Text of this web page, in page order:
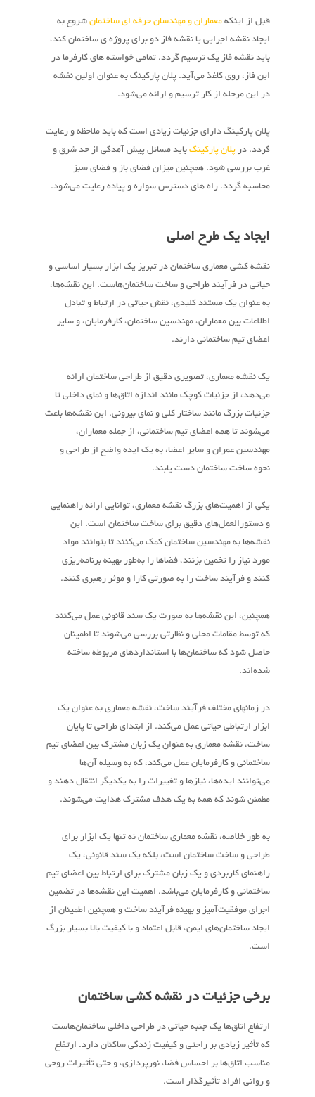
قبل از اینکه معماران و مهندسان حرفه ای ساختمان شروع به
ایجاد نقشه اجرایی یا نقشه فاز دو برای پروژه ی ساختمان کند،
باید نقشه فاز یک ترسیم گردد. تمامی خواسته های کارفرما در
این فاز، روی کاغذ می‌آید. پلان پارکینگ به عنوان اولین نفشه
در این مرحله از کار ترسیم و ارائه می‌شود.
پلان پارکینگ دارای جزئیات زیادی است که باید ملاحظه و رعایت
گردد. در پلان پارکینگ باید مسائل پیش آمدگی از حد شرق و
غرب بررسی شود. همچنین میزان فضای باز و فضای سبز
محاسبه گردد. راه های دسترس سواره و پیاده رعایت می‌شود.
ایجاد یک طرح اصلی
نقشه کشی معماری ساختمان در تبریز یک ابزار بسیار اساسی و
حیاتی در فرآیند طراحی و ساخت ساختمان‌هاست. این نقشه‌ها،
به عنوان یک مستند کلیدی، نقش حیاتی در ارتباط و تبادل
اطلاعات بین معماران، مهندسین ساختمان، کارفرمایان، و سایر
اعضای تیم ساختمانی دارند.
یک نقشه معماری، تصویری دقیق از طراحی ساختمان ارائه
می‌دهد، از جزئیات کوچک مانند اندازه اتاق‌ها و نمای داخلی تا
جزئیات بزرگ مانند ساختار کلی و نمای بیرونی. این نقشه‌ها باعث
می‌شوند تا همه اعضای تیم ساختمانی، از جمله معماران،
مهندسین عمران و سایر اعضا، به یک ایده واضح از طراحی و
نحوه ساخت ساختمان دست یابند.
یکی از اهمیت‌های بزرگ نقشه معماری، توانایی ارائه راهنمایی
و دستورالعمل‌های دقیق برای ساخت ساختمان است. این
نقشه‌ها به مهندسین ساختمان کمک می‌کنند تا بتوانند مواد
مورد نیاز را تخمین بزنند، فضاها را به‌طور بهینه برنامه‌ریزی
کنند و فرآیند ساخت را به صورتی کارا و موثر رهبری کنند.
همچنین، این نقشه‌ها به صورت یک سند قانونی عمل می‌کنند
که توسط مقامات محلی و نظارتی بررسی می‌شوند تا اطمینان
حاصل شود که ساختمان‌ها با استانداردهای مربوطه ساخته
شده‌اند.
در زمانهای مختلف فرآیند ساخت، نقشه معماری به عنوان یک
ابزار ارتباطی حیاتی عمل می‌کند. از ابتدای طراحی تا پایان
ساخت، نقشه معماری به عنوان یک زبان مشترک بین اعضای تیم
ساختمانی و کارفرمایان عمل می‌کند، که به وسیله آن‌ها
می‌توانند ایده‌ها، نیازها و تغییرات را به یکدیگر انتقال دهند و
مطمئن شوند که همه به یک هدف مشترک هدایت می‌شوند.
به طور خلاصه، نقشه معماری ساختمان نه تنها یک ابزار برای
طراحی و ساخت ساختمان است، بلکه یک سند قانونی، یک
راهنمای کاربردی و یک زبان مشترک برای ارتباط بین اعضای تیم
ساختمانی و کارفرمایان می‌باشد. اهمیت این نقشه‌ها در تضمین
اجرای موفقیت‌آمیز و بهینه فرآیند ساخت و همچنین اطمینان از
ایجاد ساختمان‌های ایمن، قابل اعتماد و با کیفیت بالا بسیار بزرگ
است.
برخی جزئیات در نقشه کشی ساختمان
ارتفاع اتاق‌ها یک جنبه حیاتی در طراحی داخلی ساختمان‌هاست
که تأثیر زیادی بر راحتی و کیفیت زندگی ساکنان دارد. ارتفاع
مناسب اتاق‌ها بر احساس فضا، نورپردازی، و حتی تأثیرات روحی
و روانی افراد تأثیرگذار است.